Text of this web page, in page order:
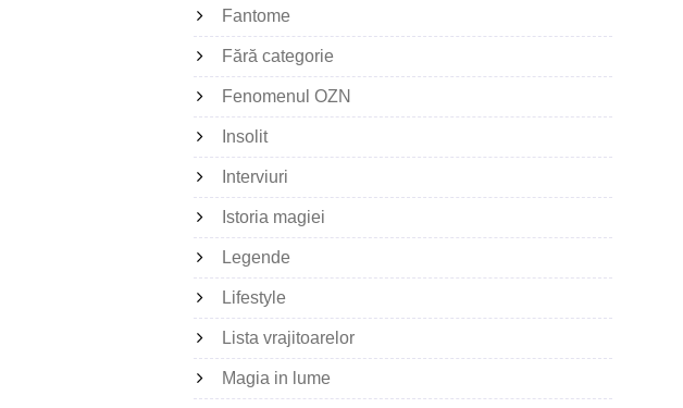
Fantome
Fără categorie
Fenomenul OZN
Insolit
Interviuri
Istoria magiei
Legende
Lifestyle
Lista vrajitoarelor
Magia in lume